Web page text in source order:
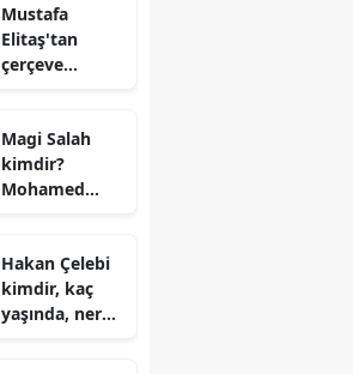
Mustafa
Elitaş'tan
çerçeve
mesaj
Magi Salah
kimdir?
Mohamed
nereli ve
mesleği nedir?
Hakan Çelebi
kimdir, kaç
yaşında, nereli